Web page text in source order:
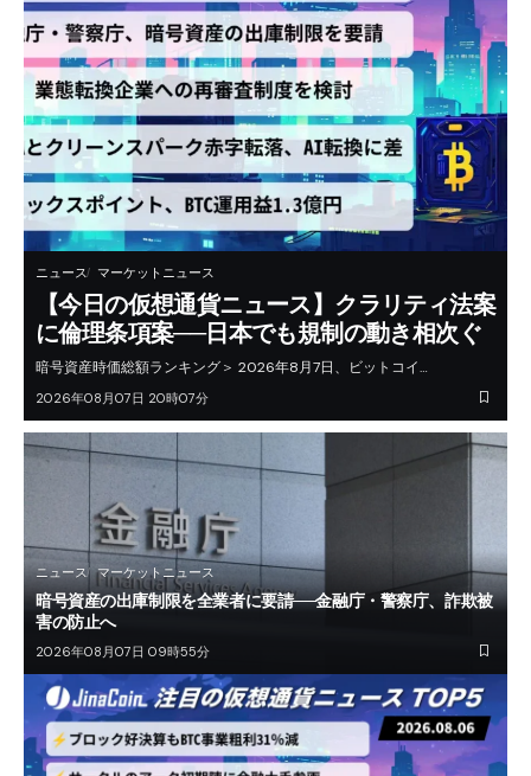
ニュース マーケットニュース
【今日の仮想通貨ニュース】クラリティ法案
に倫理条項案──日本でも規制の動き相次ぐ
暗号資産時価総額ランキング＞ 2026年8月7日、ビットコイ…
2026年08月07日 20時07分
ニュース マーケットニュース
暗号資産の出庫制限を全業者に要請──金融庁・警察庁、詐欺被
害の防止へ
2026年08月07日 09時55分